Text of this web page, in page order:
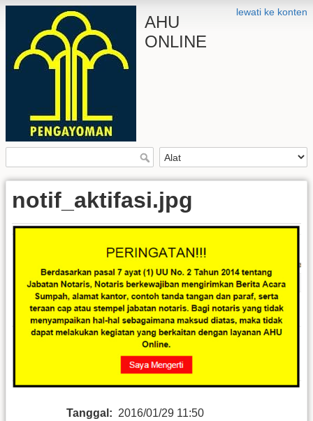
lewati ke konten
AHU
ONLINE
notif_aktifasi.jpg
Tanggal: 2016/01/29 11:50